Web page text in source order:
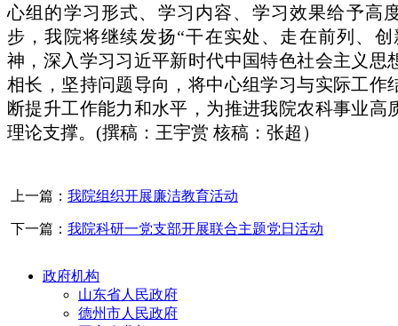
心组 的学习形式、学习内容、学习效果给予高
步，我院将继续发扬“干在实处、走在前列、
神，深入学习习近平新时代中国特色社会主义思
相长，坚持问题导向，将中心组学习与实际工作
断提升工作能力和水平，为推进我院农科事业高
理论支撑。 (撰稿：王宇赏 核稿：张超）
上一篇： 我院组织开展廉洁教育活动
下一篇： 我院科研一党支部开展联合主题党日活动
政府机构
山东省人民政府
德州市人民政府